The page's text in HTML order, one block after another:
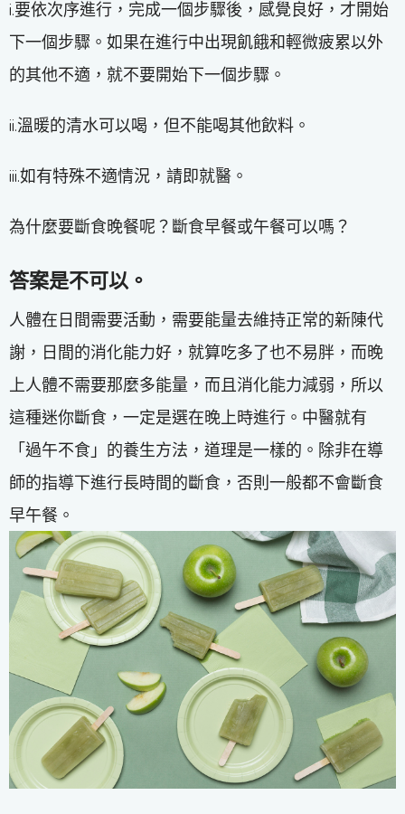
i.要依次序進行，完成一個步驟後，感覺良好，才開始
下一個步驟。如果在進行中出現飢餓和輕微疲累以外
的其他不適，就不要開始下一個步驟。
ii.溫暖的清水可以喝，但不能喝其他飲料。
iii.如有特殊不適情況，請即就醫。
為什麼要斷食晚餐呢？斷食早餐或午餐可以嗎？
答案是不可以。
人體在日間需要活動，需要能量去維持正常的新陳代
謝，日間的消化能力好，就算吃多了也不易胖，而晚
上人體不需要那麼多能量，而且消化能力減弱，所以
這種迷你斷食，一定是選在晚上時進行。中醫就有
「過午不食」的養生方法，道理是一樣的。除非在導
師的指導下進行長時間的斷食，否則一般都不會斷食
早午餐。